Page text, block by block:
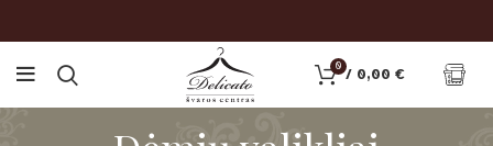
0 / 0,00 €